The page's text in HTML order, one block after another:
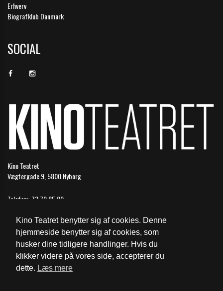
Kino Teatret benytter sig af cookies. Denne
hjemmeside benytter sig af cookies, som
husker dine tidligere handlinger. Hvis du
klikker videre på vores side, accepterer du
dette. Læs mere
Erhverv
Biografklub Danmark
SOCIAL
Kino Teatret
Vægtergade 9, 5800 Nyborg
Telefon: 73 70 85 99
Åbningstider
Cookie- og privatlivspolitik